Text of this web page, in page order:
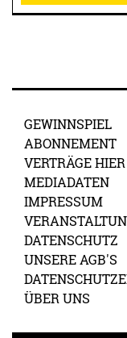
GEWINNSPIEL
ABONNEMENT
VERTRÄGE
MEDIADATEN
IMPRESSUM
DATENSCHUTZ
UNSERE AGB'S
ÜBER UNS